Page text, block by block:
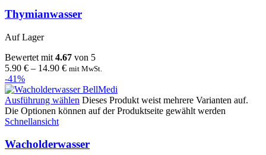
Thymianwasser
Auf Lager
Bewertet mit 4.67 von 5
5.90 € – 14.90 € mit MwSt.
-41%
Ausführung wählen Dieses Produkt weist mehrere Varianten auf.
Die Optionen können auf der Produktseite gewählt werden
Schnellansicht
Wacholderwasser